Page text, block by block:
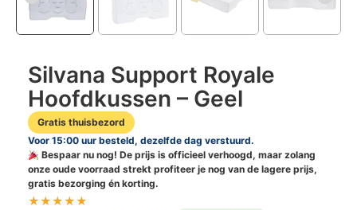
Silvana Support Royale
Hoofdkussen – Geel
Gratis thuisbezord
Voor 15:00 uur besteld, dezelfde dag verstuurd.
Bespaar nu nog! De prijs is officieel verhoogd, maar zolang
onze oude voorraad strekt profiteer je nog van de lagere prijs,
gratis bezorging én korting.
★★★★★